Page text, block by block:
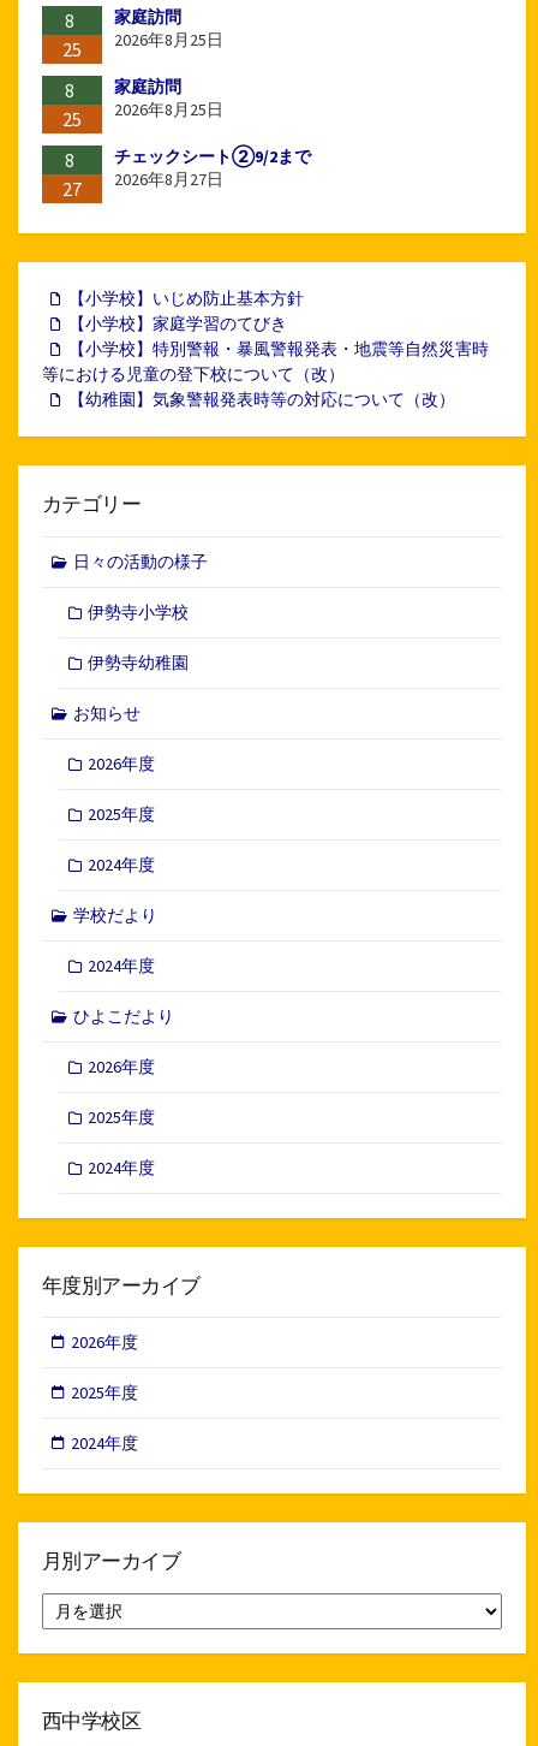
8
25
家庭訪問
2026年8月25日
8
25
家庭訪問
2026年8月25日
8
27
チェックシート②9/2まで
2026年8月27日
【小学校】いじめ防止基本方針
【小学校】家庭学習のてびき
【小学校】特別警報・暴風警報発表・地震等自然災害時
等における児童の登下校について（改）
【幼稚園】気象警報発表時等の対応について（改）
カテゴリー
日々の活動の様子
伊勢寺小学校
伊勢寺幼稚園
お知らせ
2026年度
2025年度
2024年度
学校だより
2024年度
ひよこだより
2026年度
2025年度
2024年度
年度別アーカイブ
2026年度
2025年度
2024年度
月別アーカイブ
別
ア
イ
西中学校区